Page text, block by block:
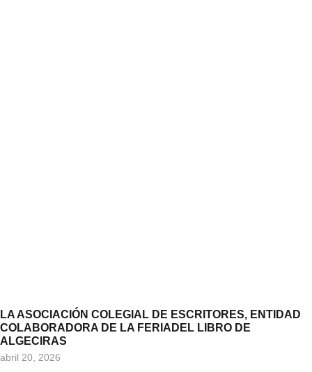
LA ASOCIACIÓN COLEGIAL DE ESCRITORES, ENTIDAD
COLABORADORA DE LA FERIADEL LIBRO DE
ALGECIRAS
abril 20, 2026